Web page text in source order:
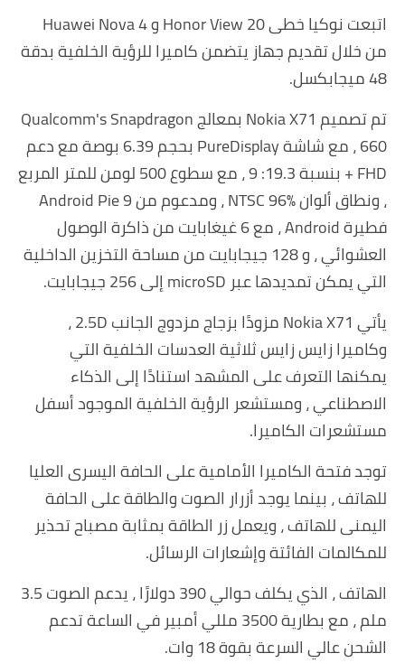
اتبعت نوكيا خطى Honor View 20 و Huawei Nova 4
من خلال تقديم جهاز يتضمن كاميرا للرؤية الخلفية بدقة
48 ميجابكسل.
تم تصميم Nokia X71 بمعالج Qualcomm's Snapdragon
660 ، مع شاشة PureDisplay بحجم 6.39 بوصة مع دعم
FHD + بنسبة 19.3: 9 ، مع سطوع 500 لومن للمتر المربع
، ونطاق ألوان NTSC 96٪ ، ومدعوم من Android Pie 9
فطيرة Android ، مع 6 غيغابايت من ذاكرة الوصول
العشوائي ، و 128 جيجابايت من مساحة التخزين الداخلية
التي يمكن تمديدها عبر microSD إلى 256 جيجابايت.
يأتي Nokia X71 مزودًا بزجاج مزدوج الجانب 2.5D ،
وكاميرا زايس زايس ثلاثية العدسات الخلفية التي
يمكنها التعرف على المشهد استنادًا إلى الذكاء
الاصطناعي ، ومستشعر الرؤية الخلفية الموجود أسفل
مستشعرات الكاميرا.
توجد فتحة الكاميرا الأمامية على الحافة اليسرى العليا
للهاتف ، بينما يوجد أزرار الصوت والطاقة على الحافة
اليمنى للهاتف ، ويعمل زر الطاقة بمثابة مصباح تحذير
للمكالمات الفائتة وإشعارات الرسائل.
الهاتف ، الذي يكلف حوالي 390 دولارًا ، يدعم الصوت 3.5
ملم ، مع بطارية 3500 مللي أمبير في الساعة تدعم
الشحن عالي السرعة بقوة 18 وات.